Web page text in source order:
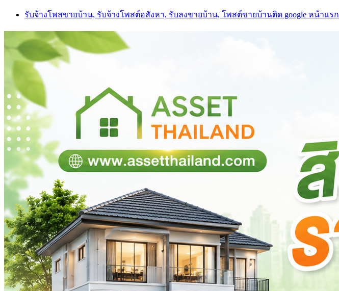
Skip
content
รับจ้างโพสขายบ้าน, รับจ้างโพสต์อสังหา, รับลงขายบ้าน, โพสต์ขายบ้านติด google หน้าแรก